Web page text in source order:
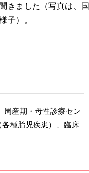
きました（写真は、国
子）。
周産期・母性診療セン
種胎児疾患）、臨床